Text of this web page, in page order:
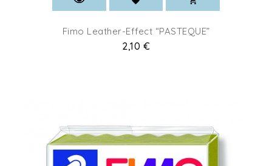
Fimo Leather-Effect “PASTEQUE”
Prix
2,10 €